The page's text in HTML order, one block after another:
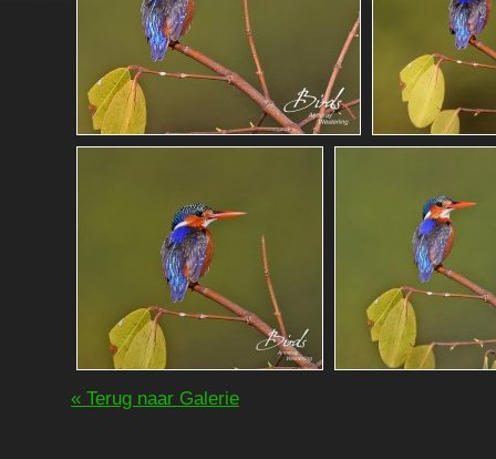
« Terug naar Galerie